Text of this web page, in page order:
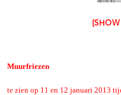
Muurfriezen
te zien op 11 en 12 januari 2013